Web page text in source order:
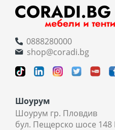
0888280000
shop@coradi.bg
Шоурум
Шоурум гр. Пловдив
бул. Пещерско шосе 148